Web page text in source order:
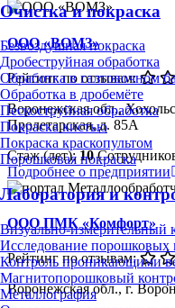
Очистка и покраска
Безвоздушная покраска
Дробеструйная обработка
Обработка в галтовочном
Обработка в дробемёте
Пескоструйная обработка
Покраска кистью
Покраска краскопультом
Порошковая покраска
Лаборатория и
Визуально-измерительный
Исследование порошковых
Контроль проникающими
Магнитопорошковый
Металлография
ООО «ВОМЗ»
Рейтинг по отзывам:
Воронежская обл.,
Пролетарская, д. 85А
Стаж (лет): 10
Подробнее о предприятии
ООО ПМК «Комфорт»
Рейтинг по отзывам:
Воронежская обл., г.